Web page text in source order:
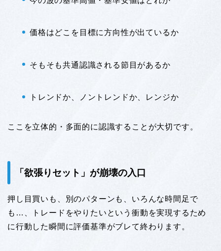
価格はどこを目標に方向性が出ているか
そもそも共通認識される節目があるか
トレンドか、ノントレンドか、レンジか
ここを立体的・多面的に認識することが大切です。
「欲張りセット」が崩壊の入口
押し目買いも、別のパターンも、いろんな時間足で
も…、トレードをやりたいという衝動を実現するため
に行動した瞬間に評価基準がブレて終わります。